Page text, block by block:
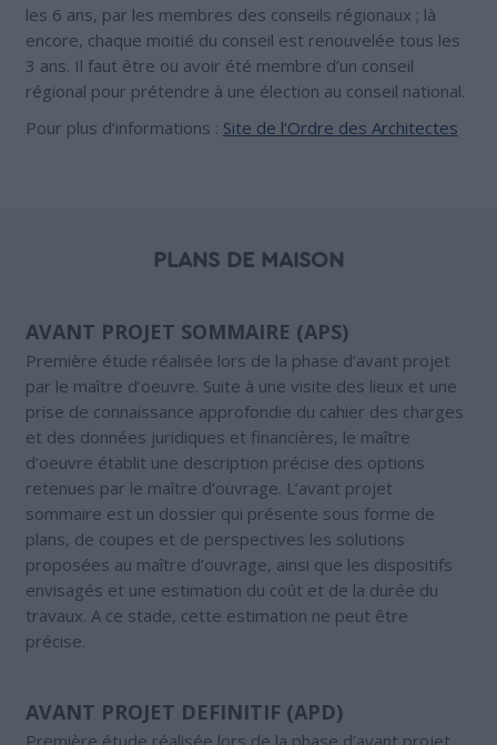
les 6 ans, par les membres des conseils régionaux ; là
encore, chaque moitié du conseil est renouvelée tous les
3 ans. Il faut être ou avoir été membre d’un conseil
régional pour prétendre à une élection au conseil national.
Pour plus d’informations : Site de l’Ordre des Architectes
PLANS DE MAISON
AVANT PROJET SOMMAIRE (APS)
Première étude réalisée lors de la phase d’avant projet
par le maître d’oeuvre. Suite à une visite des lieux et une
prise de connaissance approfondie du cahier des charges
et des données juridiques et financières, le maître
d’oeuvre établit une description précise des options
retenues par le maître d’ouvrage. L’avant projet
sommaire est un dossier qui présente sous forme de
plans, de coupes et de perspectives les solutions
proposées au maître d’ouvrage, ainsi que les dispositifs
envisagés et une estimation du coût et de la durée du
travaux. A ce stade, cette estimation ne peut être
précise.
AVANT PROJET DEFINITIF (APD)
Première étude réalisée lors de la phase d’avant projet